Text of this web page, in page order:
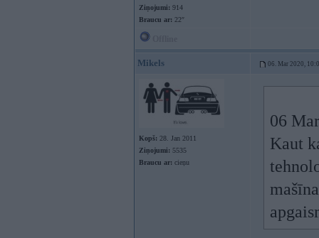
Ziņojumi: 914
Braucu ar: 22″
Mikels 06. Mar 2020,
Kopš: 28. Jan 2011
Ziņojumi: 5535
Braucu ar: cieņu
06
Kaut